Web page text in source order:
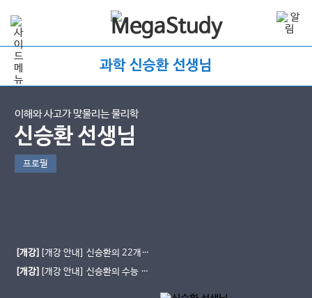
과학 신승환 선생님
이해와 사고가 맞물리는 물리학
신승환 선생님
프로필
[개강] [개강 안내] 신승환의 22개정
물리학 ★맞물리다★
[개강] [개강 안내] 신승환의 수능 통